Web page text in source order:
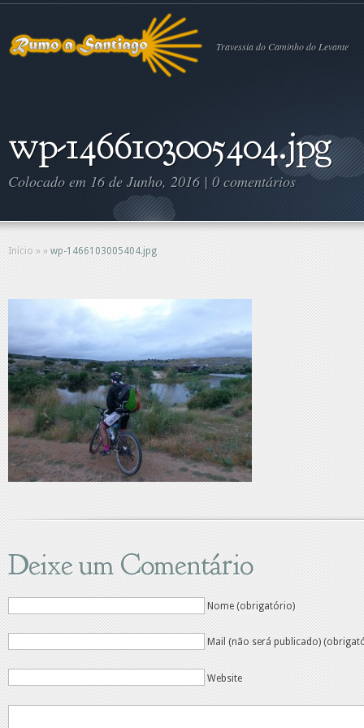
Travessia do Caminho do Levante
wp-1466103005404.jpg
Colocado em 16 de Junho, 2016 | 0 comentários
Início » » wp-1466103005404.jpg
Deixe um Comentário
Nome (obrigatório)
Mail (não será publicado)
Website